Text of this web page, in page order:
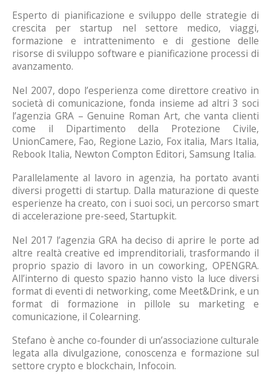
Esperto di pianificazione e sviluppo delle strategie di
crescita per startup nel settore medico, viaggi,
formazione e intrattenimento e di gestione delle
risorse di sviluppo software e pianificazione processi di
avanzamento.
Nel 2007, dopo l’esperienza come direttore creativo in
società di comunicazione, fonda insieme ad altri 3 soci
l’agenzia GRA – Genuine Roman Art, che vanta clienti
come il Dipartimento della Protezione Civile,
UnionCamere, Fao, Regione Lazio, Fox italia, Mars Italia,
Rebook Italia, Newton Compton Editori, Samsung Italia.
Parallelamente al lavoro in agenzia, ha portato avanti
diversi progetti di startup. Dalla maturazione di queste
esperienze ha creato, con i suoi soci, un percorso smart
di accelerazione pre-seed, Startupkit.
Nel 2017 l’agenzia GRA ha deciso di aprire le porte ad
altre realtà creative ed imprenditoriali, trasformando il
proprio spazio di lavoro in un coworking, OPENGRA.
All’interno di questo spazio hanno visto la luce diversi
format di eventi di networking, come Meet&Drink, e un
format di formazione in pillole su marketing e
comunicazione, il Colearning.
Stefano è anche co-founder di un’associazione culturale
legata alla divulgazione, conoscenza e formazione sul
settore crypto e blockchain, Infocoin.